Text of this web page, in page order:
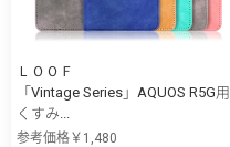
ＬＯＯＦ
「Vintage Series」AQUOS R5G用
くすみ...
参考価格￥1,480